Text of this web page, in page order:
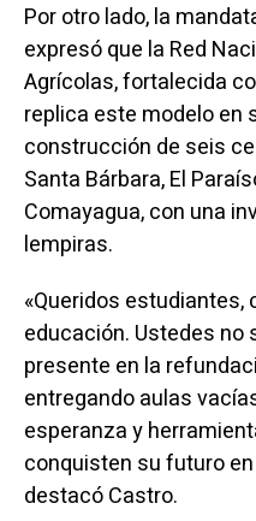
Por otro lado, la
expresó que la Red
Agrícolas, fortalecida
replica este modelo en
construcción de seis
Santa Bárbara, El
Comayagua, con una
lempiras.
«Queridos estudiantes,
educación. Ustedes no
presente en la
entregando aulas
esperanza y
conquisten su futuro
destacó Castro.